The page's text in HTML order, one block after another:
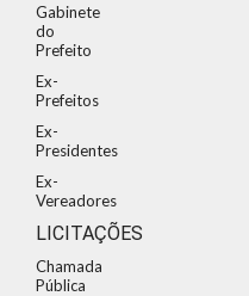
Gabinete
do
Prefeito
Ex-
Prefeitos
Ex-
Presidentes
Ex-
Vereadores
LICITAÇÕES
Chamada
Pública